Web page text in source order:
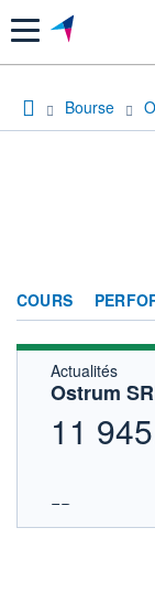
Menu
Bourse
COURS
Actualités
Ostrum
11
International